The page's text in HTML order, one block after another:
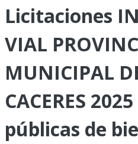
Licitaciones
VIAL
MUNICIPAL
CACERES
públicas de